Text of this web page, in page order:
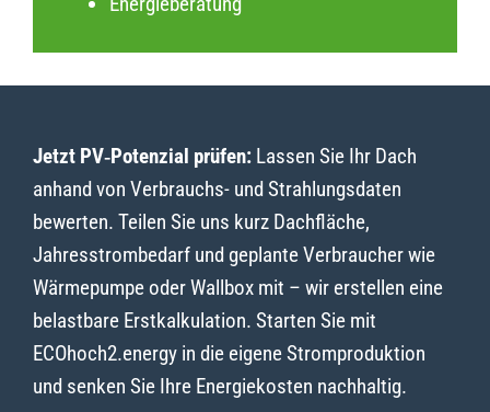
Jetzt PV‑Potenzial prüfen:Lassen Sie Ihr Dach
anhand von Verbrauchs- und Strahlungsdaten
bewerten. Teilen Sie uns kurz Dachfläche,
Jahresstrombedarf und geplante Verbraucher wie
Wärmepumpe oder Wallbox mit – wir erstellen eine
belastbare Erstkalkulation. Starten Sie mit
ECOhoch2.energy in die eigene Stromproduktion
und senken Sie Ihre Energiekosten nachhaltig.